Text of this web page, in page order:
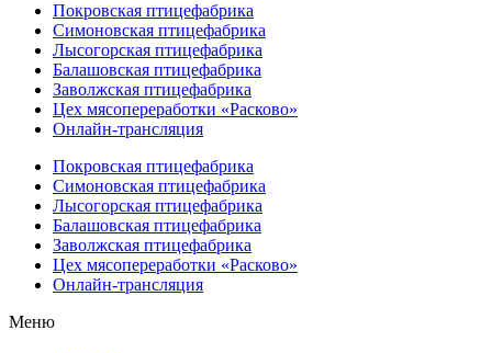
Покровская птицефабрика
Симоновская птицефабрика
Лысогорская птицефабрика
Балашовская птицефабрика
Заволжская птицефабрика
Цех мясопереработки «Расково»
Онлайн-трансляция
Покровская птицефабрика
Симоновская птицефабрика
Лысогорская птицефабрика
Балашовская птицефабрика
Заволжская птицефабрика
Цех мясопереработки «Расково»
Онлайн-трансляция
Меню